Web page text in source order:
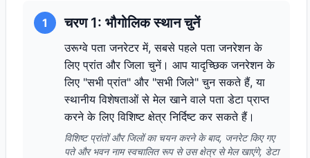
1 चरण 1: भौगोलिक स्थान चुनें
उरूग्वे पता जनरेटर में, सबसे पहले पता जनरेशन के
लिए प्रांत और जिला चुनें। आप यादृच्छिक जनरेशन के
लिए "सभी प्रांत" और "सभी जिले" चुन सकते हैं, या
स्थानीय विशेषताओं से मेल खाने वाले पता डेटा प्राप्त
करने के लिए विशिष्ट क्षेत्र निर्दिष्ट कर सकते हैं।
विशिष्ट प्रांतों और जिलों का चयन करने के बाद, जनरेट किए गए
पते और भवन नाम स्वचालित रूप से उस क्षेत्र से मेल खाएंगे, डेटा